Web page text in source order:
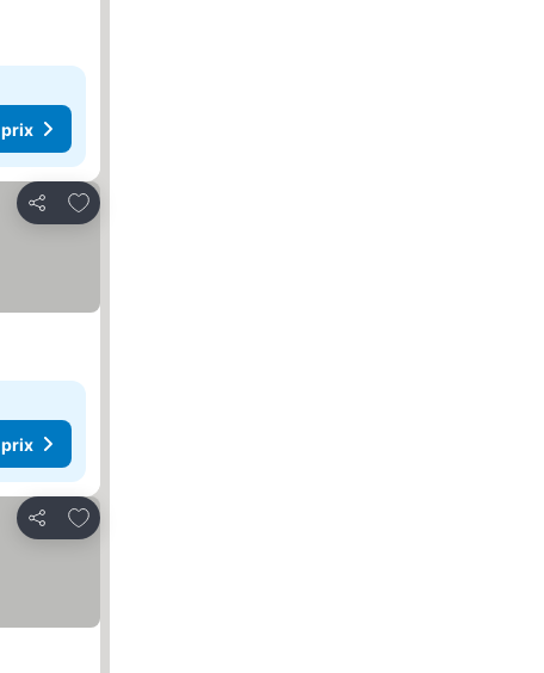
Partager
Ajouter à mes favoris
Partager
Ajouter à mes favoris